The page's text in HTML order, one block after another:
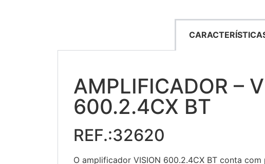
AMPLIFICADOR –
600.2.4CX BT
REF.:32620
O amplificador VISION 600.2.4CX BT conta com